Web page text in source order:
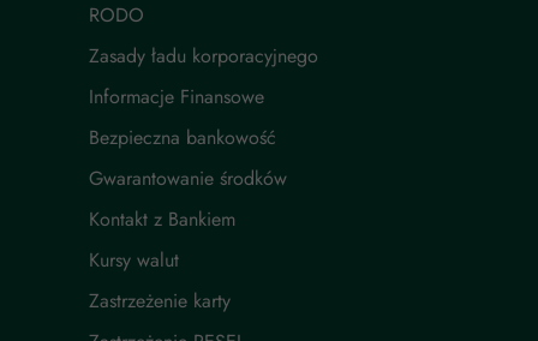
Zastrzeżenie karty
Kursy walut
Kontakt z Bankiem
Gwarantowanie środków
Bezpieczna bankowość
Informacje Finansowe
Zasady ładu korporacyjnego
RODO